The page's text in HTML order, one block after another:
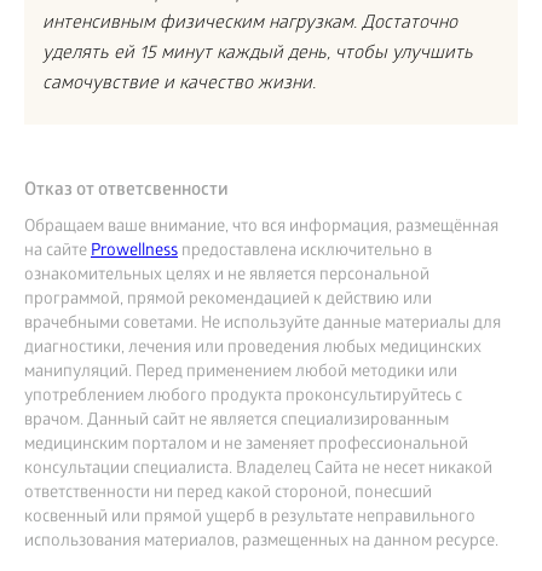
интенсивным физическим нагрузкам. Достаточно
уделять ей 15 минут каждый день, чтобы улучшить
самочувствие и качество жизни.
Отказ от ответсвенности
Обращаем ваше внимание, что вся информация, размещённая
на сайтеProwellness предоставлена исключительно в
ознакомительных целях и не является персональной
программой, прямой рекомендацией к действию или
врачебными советами. Не используйте данные материалы для
диагностики, лечения или проведения любых медицинских
манипуляций. Перед применением любой методики или
употреблением любого продукта проконсультируйтесь с
врачом. Данный сайт не является специализированным
медицинским порталом и не заменяет профессиональной
консультации специалиста. Владелец Сайта не несет никакой
ответственности ни перед какой стороной, понесший
косвенный или прямой ущерб в результате неправильного
использования материалов, размещенных на данном ресурсе.